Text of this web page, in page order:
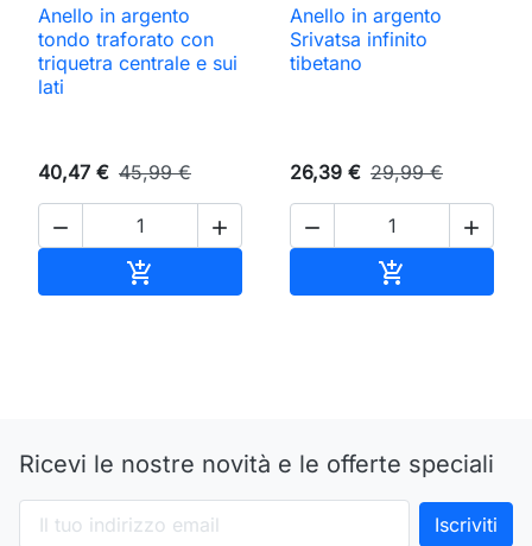
Anello in argento
tondo traforato con
triquetra centrale e sui
lati
40,47 € 45,99 €
 

Anello in argento
Srivatsa infinito
tibetano
26,39 € 29,99 €
 

Ricevi le nostre novità e le offerte speciali